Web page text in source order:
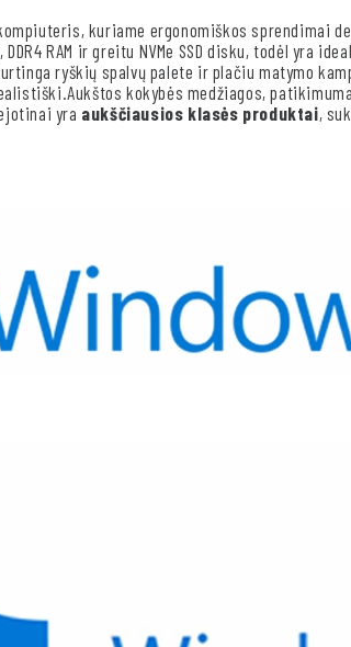
kuriame ergonomiškos sprendimai
RAM ir greitu NVMe SSD disku, todėl yra
ryškių spalvų palete ir plačiu matymo
kokybės medžiagos,
yra aukščiausios klasės produktai,